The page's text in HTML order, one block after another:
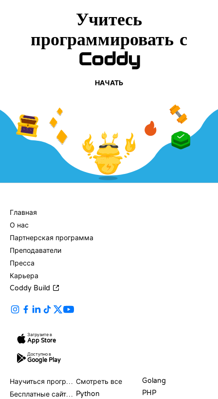
Учитесь
программировать с
Coddy
НАЧАТЬ
Главная
О нас
Партнерская программа
Преподаватели
Пресса
Карьера
Coddy Build
Загрузите в
App Store
Доступно в
Google Play
Научиться программировать
Бесплатные сайты для программирования
Смотреть все
Python
Golang
PHP